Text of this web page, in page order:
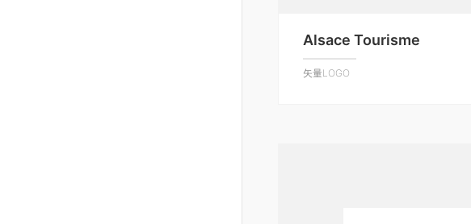
Alsace Tourisme
矢量LOGO